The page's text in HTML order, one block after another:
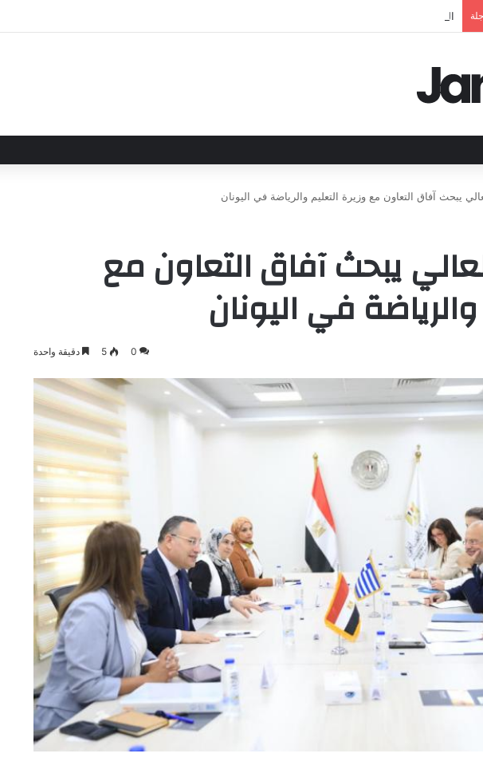
الهند وقبرص تعززان علاقاتهما من خلال تأسيس شراكة استراتيجية جديدة
يبحث آفاق التعاون مع وزيرة التعليم والرياضة في اليونان
يبحث آفاق التعاون مع
في اليونان
0
5 دقيقة واحدة